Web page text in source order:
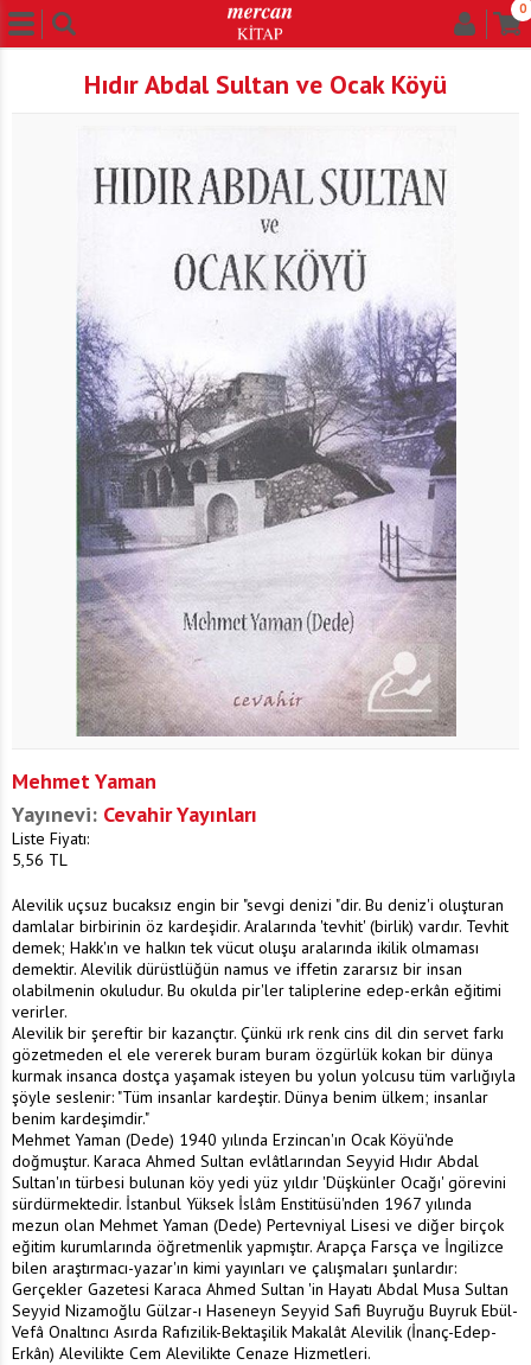
0
Hıdır Abdal Sultan ve Ocak Köyü
Mehmet Yaman
Yayınevi: Cevahir Yayınları
Liste Fiyatı:
5,56 TL
Alevilik uçsuz bucaksız engin bir "sevgi denizi "dir. Bu deniz'i oluşturan
damlalar birbirinin öz kardeşidir. Aralarında 'tevhit' (birlik) vardır. Tevhit
demek; Hakk'ın ve halkın tek vücut oluşu aralarında ikilik olmaması
demektir. Alevilik dürüstlüğün namus ve iffetin zararsız bir insan
olabilmenin okuludur. Bu okulda pir'ler taliplerine edep-erkân eğitimi
verirler.
Alevilik bir şereftir bir kazançtır. Çünkü ırk renk cins dil din servet farkı
gözetmeden el ele vererek buram buram özgürlük kokan bir dünya
kurmak insanca dostça yaşamak isteyen bu yolun yolcusu tüm varlığıyla
şöyle seslenir: "Tüm insanlar kardeştir. Dünya benim ülkem; insanlar
benim kardeşimdir."
Mehmet Yaman (Dede) 1940 yılında Erzincan'ın Ocak Köyü'nde
doğmuştur. Karaca Ahmed Sultan evlâtlarından Seyyid Hıdır Abdal
Sultan'ın türbesi bulunan köy yedi yüz yıldır 'Düşkünler Ocağı' görevini
sürdürmektedir. İstanbul Yüksek İslâm Enstitüsü'nden 1967 yılında
mezun olan Mehmet Yaman (Dede) Pertevniyal Lisesi ve diğer birçok
eğitim kurumlarında öğretmenlik yapmıştır. Arapça Farsça ve İngilizce
bilen araştırmacı-yazar'ın kimi yayınları ve çalışmaları şunlardır:
Gerçekler Gazetesi Karaca Ahmed Sultan 'in Hayatı Abdal Musa Sultan
Seyyid Nizamoğlu Gülzar-ı Haseneyn Seyyid Safi Buyruğu Buyruk Ebül-
Vefâ Onaltıncı Asırda Rafızilik-Bektaşilik Makalât Alevilik (İnanç-Edep-
Erkân) Alevilikte Cem Alevilikte Cenaze Hizmetleri.